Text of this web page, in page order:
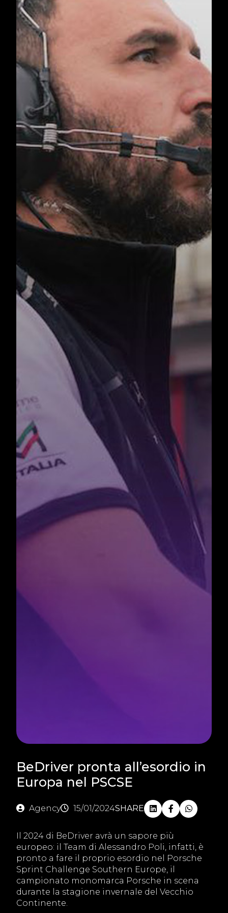
BeDriver pronta all’esordio in
Europa nel PSCSE
Agency 15/01/2024SHARE
Il 2024 di BeDriver avrà un sapore più
europeo: il Team di Alessandro Poli, infatti, è
pronto a fare il proprio esordio nel Porsche
Sprint Challenge Southern Europe, il
campionato monomarca Porsche in scena
durante la stagione invernale del Vecchio
Continente.